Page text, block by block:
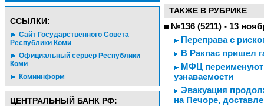
CСЫЛКИ:
Сайт Государственного Совета
Республики Коми
Официальный сервер Республики
Коми
Комиинформ
ЦЕНТРАЛЬНЫЙ БАНК РФ:
ТАКЖЕ В РУБРИКЕ
№136 (5211) - 13
Переправа с
В Ракпас пришел
МФЦ переименуют
узнаваемости
Эвакуация
на Печоре,